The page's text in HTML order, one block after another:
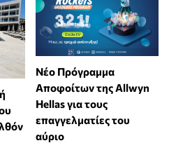
Νέο Πρόγραμμα
Αποφοίτων της Allwyn
Hellas για τους
επαγγελματίες του
αύριο